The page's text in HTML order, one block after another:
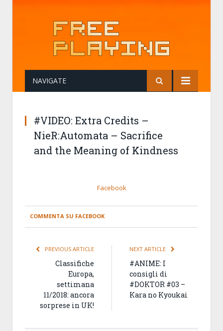
NAVIGATE
#VIDEO: Extra Credits –
NieR:Automata – Sacrifice
and the Meaning of Kindness
Facebook
COMMENTA SU FACEBOOK
PREVIOUS ARTICLE
Classifiche
Europa,
settimana
11/2018: ancora
sorprese in UK!
NEXT ARTICLE
#ANIME: I
consigli di
#DOKTOR #03 –
Kara no Kyoukai